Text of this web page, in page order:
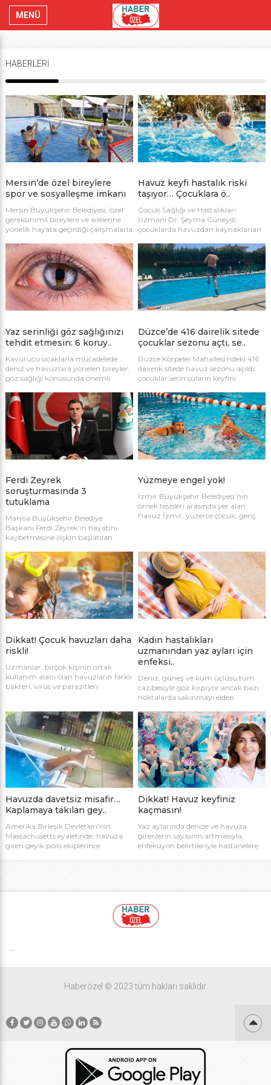
MENÜ
HABERLERİ
Mersin’de özel bireylere
spor ve sosyalleşme imkanı
Mersin Büyükşehir Belediyesi, özel
gereksinimli bireylere ve ailelerine
yönelik hayata geçirdiği çalışmalarla
Havuz keyfi hastalık riski
taşıyor… Çocuklara ö..
Çocuk Sağlığı ve Hastalıkları
Uzmanı Dr. Şeyma Cüneydi,
çocuklarda havuzdan kaynaklanan
olan önerilerini sıraladı. Uzman Dr.
Cüneydi, mikroplu havuz suları,
çocuklarda ishal, idrar yolu
enfeksiyonu, konjonktivit ve Hepatit
A gibi ciddi hastalıklara yol
açabildiğini kaydetti.
Yaz serinliği göz sağlığınızı
tehdit etmesin: 6 koruy..
Kavurucu sıcaklarla mücadelede
deniz ve havuzlara yönelen bireyler,
göz sağlığı konusunda önemli
ışınları ve mikroplar; koruyucu
önlemler alınmazsa kalıcı göz
hasarlarına yol açabiliyor.
Düzce’de 416 dairelik sitede
çocuklar sezonu açtı, se..
Düzce Körpeler Mahallesi’ndeki 416
dairelik sitede havuz sezonu açıldı;
çocuklar serin suların keyfini
Ferdi Zeyrek
soruşturmasında 3
tutuklama
Manisa Büyükşehir Belediye
Başkanı Ferdi Zeyrek’in hayatını
kaybetmesine ilişkin başlatılan
alınan 4 şüpheliden 3’ü tutuklandı.
Yüzmeye engel yok!
İzmir Büyükşehir Belediyesi’nin
örnek tesisleri arasında yer alan
Havuz İzmir, yüzerce çocuk, genç
nöroçeşitli çocuk ve yetişkinlerin
yanı sıra yeni dönemde işitme ve
bedensel engelli bireyler de
faydalanacak.
Dikkat! Çocuk havuzları daha
riskli!
Uzmanlar, birçok kişinin ortak
kullanım alanı olan havuzların farklı
bakteri, virüs ve parazitleri
Kadın hastalıkları
uzmanından yaz ayları için
enfeksi..
Deniz, güneş ve kum üçlüsü tüm
cazibesiyle göz kırpıyor ancak bazı
noktalarda sakınmayı elden
hava, nem, deniz, havuz ve ortak
tuvaletler derken, bazı enfeksiyonlar
kadınlarda ciddi riskleri beraberinde
getirebiliyor. Nev Esentepe’den
Kadın Hastalıkları ve Doğum
Uzmanı Harun Şimşek, yaz
aylarında kadınları bekleyen
enfeksiyon riskleri hakkında önemli
açıklamalarda bulundu.
Havuzda davetsiz misafir…
Kaplamaya takılan gey..
Amerika Birleşik Devletleri’nin
Massachusetts eyaletinde, havuza
giren geyik polis ekiplerince
Dikkat! Havuz keyfiniz
kaçmasın!
Yaz aylarında denize ve havuza
girenlerin sayısının artmasıyla,
enfeksiyon belirtileriyle hastanelere
Haberözel © 2023 tüm hakları saklıdır.